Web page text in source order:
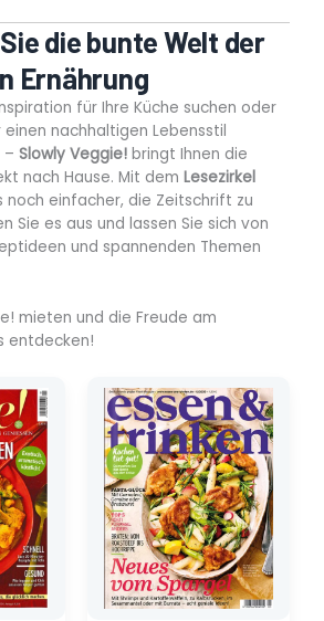
die bunte Welt der
Ernährung
für Ihre Küche suchen oder
nachhaltigen Lebensstil
–Slowly Veggie! bringt Ihnen die
nach Hause. Mit demLesezirkel
noch einfacher, die Zeitschrift zu
Sie es aus und lassen Sie sich von
und spannenden Themen
mieten und die Freude am
entdecken!
€
Ursprünglicher
Preis
war:
5,50 €
Aktueller
Preis
ist:
0,90 €.